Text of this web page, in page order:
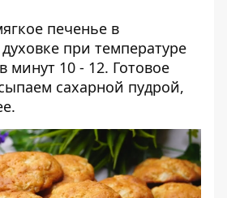
печенье в
при температуре
минут 10 - 12. Готовое
сахарной пудрой,